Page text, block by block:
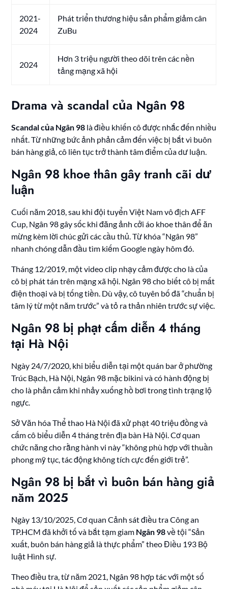
2021-
2024
Phát triển thương hiệu sản phẩm giảm cân
ZuBu
2024
Hơn 3 triệu người theo dõi trên các nền
tảng mạng xã hội
Drama và scandal của Ngân 98
Scandal của Ngân 98 là điều khiến cô được nhắc đến nhiều
nhất. Từ những bức ảnh phản cảm đến việc bị bắt vì buôn
bán hàng giả, cô liên tục trở thành tâm điểm của dư luận.
Ngân 98 khoe thân gây tranh cãi dư
luận
Cuối năm 2018, sau khi đội tuyển Việt Nam vô địch AFF
Cup, Ngân 98 gây sốc khi đăng ảnh cởi áo khoe thân để ăn
mừng kèm lời chúc gửi các cầu thủ. Từ khóa “Ngân 98”
nhanh chóng dẫn đầu tìm kiếm Google ngày hôm đó.
Tháng 12/2019, một video clip nhạy cảm được cho là của
cô bị phát tán trên mạng xã hội. Ngân 98 cho biết cô bị mất
điện thoại và bị tống tiền. Dù vậy, cô tuyên bố đã “chuẩn bị
tâm lý từ một năm trước” và tỏ ra thản nhiên trước sự việc.
Ngân 98 bị phạt cấm diễn 4 tháng
tại Hà Nội
Ngày 24/7/2020, khi biểu diễn tại một quán bar ở phường
Trúc Bạch, Hà Nội, Ngân 98 mặc bikini và có hành động bị
cho là phản cảm khi nhảy xuống hồ bơi trong tình trạng lộ
ngực.
Sở Văn hóa Thể thao Hà Nội đã xử phạt 40 triệu đồng và
cấm cô biểu diễn 4 tháng trên địa bàn Hà Nội. Cơ quan
chức năng cho rằng hành vi này “không phù hợp với thuần
phong mỹ tục, tác động không tích cực đến giới trẻ”.
Ngân 98 bị bắt vì buôn bán hàng giả
năm 2025
Ngày 13/10/2025, Cơ quan Cảnh sát điều tra Công an
TP.HCM đã khởi tố và bắt tạm giam Ngân 98về tội “Sản
xuất, buôn bán hàng giả là thực phẩm” theo Điều 193 Bộ
luật Hình sự.
Theo điều tra, từ năm 2021, Ngân 98 hợp tác với một số